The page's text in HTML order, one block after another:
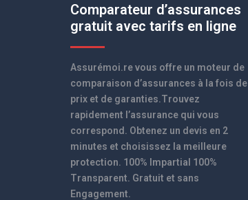
Comparateur d’assurances
gratuit avec tarifs en ligne
Assurémoi.re vous offre un moteur de
comparaison d’assurances à la fois de
prix et de garanties.Trouvez
rapidement l’assurance qui vous
correspond. Obtenez un devis en 2
minutes et choisissez la meilleure
protection. 100% Impartial 100%
Transparent. Gratuit et sans
Engagement.